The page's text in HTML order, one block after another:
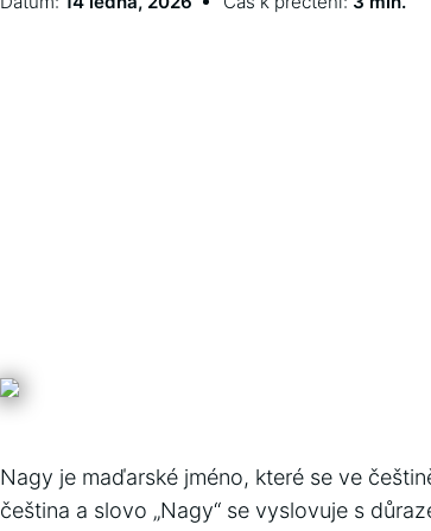
Nagy je maďarské jméno, které se ve
čeština a slovo „Nagy“ se vyslovuje s